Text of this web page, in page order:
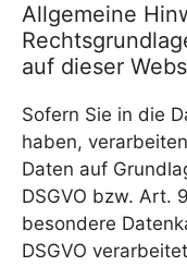
Allgemeine
auf dieser
Sofern Sie in die
haben,
Daten auf
DSGVO bzw. Art.
besondere
DSGVO